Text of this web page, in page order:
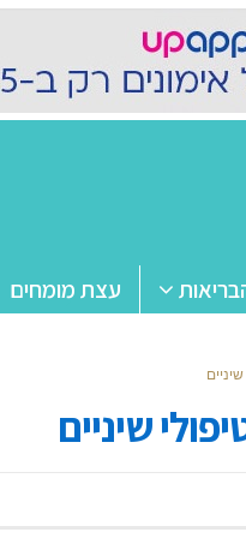
עצת מומחים
שיניים